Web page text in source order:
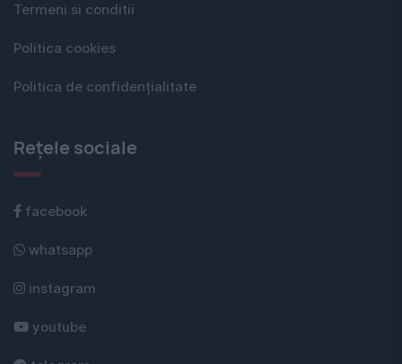
Termeni si conditii
Politica cookies
Politica de confidențialitate
Rețele sociale
facebook
whatsapp
instagram
youtube